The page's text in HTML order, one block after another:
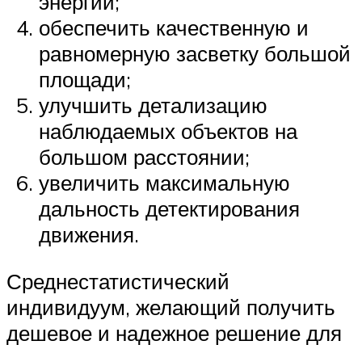
обеспечить качественную и
равномерную засветку большой
площади;
улучшить детализацию
наблюдаемых объектов на
большом расстоянии;
увеличить максимальную
дальность детектирования
движения.
Среднестатистический
индивидуум, желающий получить
дешевое и надежное решение для